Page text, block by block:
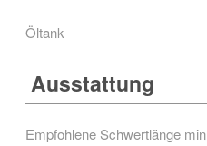
Öltank
Ausstattung
Empfohlene Schwertlänge min